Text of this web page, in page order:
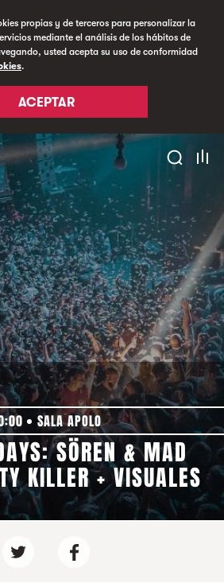
propias y de terceros para personalizar la
mediante el análisis de los hábitos de
usted acepta su uso de conformidad
.
ACEPTAR
SALA APOLO
SÖREN & MAD
KILLER + VISUALES